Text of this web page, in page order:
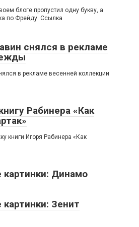
блоге пропустил одну букву, а
по Фрейду. Ссылка
снялся в рекламе
в рекламе весенней коллекции
Рабинера «Как
книги Игоря Рабинера «Как
Динамо
Зенит